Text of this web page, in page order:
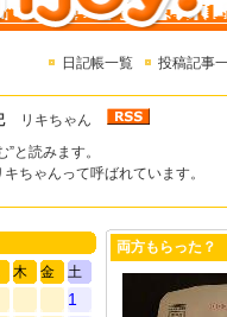
日記帳一覧 投稿記事
リキちゃん
”と読みます。
ちゃんって呼ばれています。
木 金 土
1
両方もらった？